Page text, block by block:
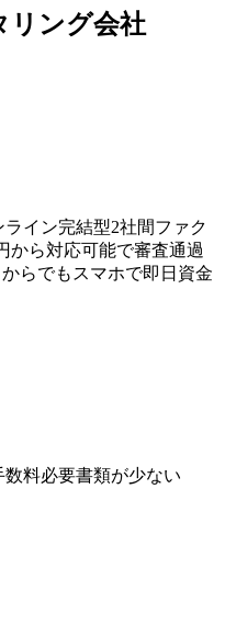
リング会社
イン完結型2社間ファク
から対応可能で審査通過
らでもスマホで即日資金
数料必要書類が少ない